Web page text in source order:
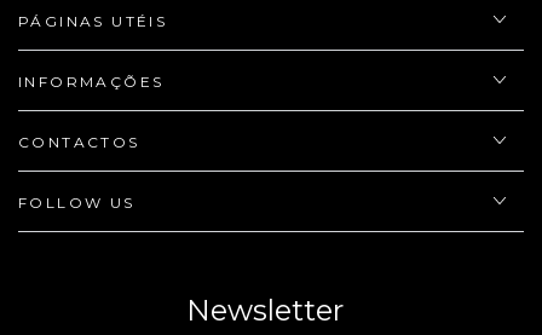
PÁGINAS UTÉIS
INFORMAÇÕES
CONTACTOS
FOLLOW US
Newsletter